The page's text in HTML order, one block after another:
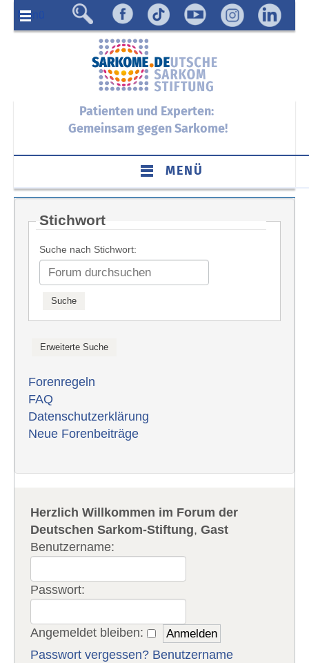
Menü
Patienten und Experten:
Gemeinsam gegen Sarkome!
MENÜ
Stichwort
Suche nach Stichwort:
Forenregeln
FAQ
Datenschutzerklärung
Neue Forenbeiträge
Herzlich Willkommen im Forum der
Deutschen Sarkom-Stiftung,Gast
Benutzername:
Passwort:
Angemeldet bleiben:
Passwort vergessen? Benutzername